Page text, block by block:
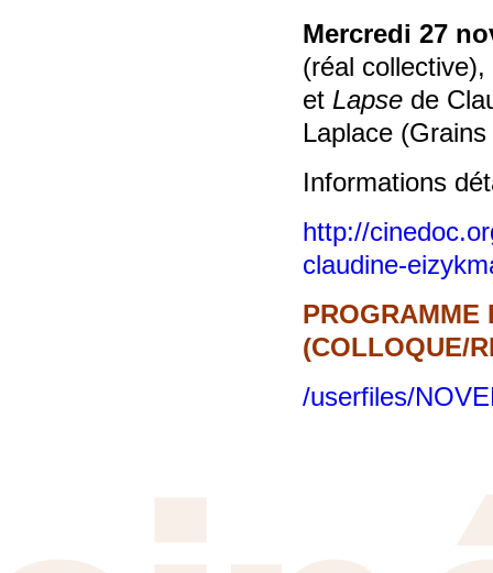
Mercredi 27
(réal collective),
et Lapse de
Laplace
Informations
http://
claudine-
PROGRAMME
(COLLOQUE/
/userfiles/